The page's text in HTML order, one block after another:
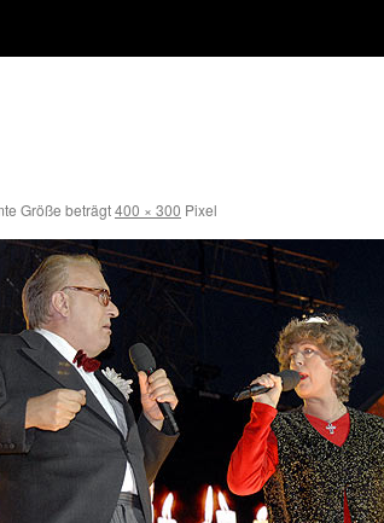
Größe beträgt400 × 300 Pixel